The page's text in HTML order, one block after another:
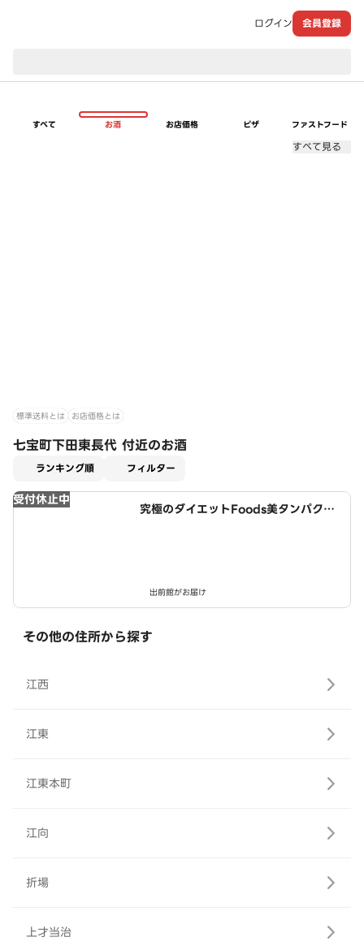
ログイン 会員登録
すべて お酒 お店価格 ピザ ファストフード
すべて見る
標準送料とは お店価格とは
七宝町下田東長代 付近のお酒
ランキング順 フィルター
受付休止中
究極のダイエットFoods美タンパクラ
出前館がお届け
その他の住所から探す
江西
江東
江東本町
江向
折場
上才当治